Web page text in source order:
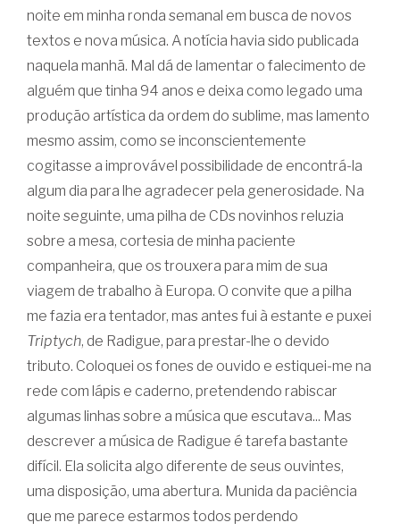
noite em minha ronda semanal em busca de novos
textos e nova música. A notícia havia sido publicada
naquela manhã. Mal dá de lamentar o falecimento de
alguém que tinha 94 anos e deixa como legado uma
produção artística da ordem do sublime, mas lamento
mesmo assim, como se inconscientemente
cogitasse a improvável possibilidade de encontrá-la
algum dia para lhe agradecer pela generosidade. Na
noite seguinte, uma pilha de CDs novinhos reluzia
sobre a mesa, cortesia de minha paciente
companheira, que os trouxera para mim de sua
viagem de trabalho à Europa. O convite que a pilha
me fazia era tentador, mas antes fui à estante e puxei
Triptych, de Radigue, para prestar-lhe o devido
tributo. Coloquei os fones de ouvido e estiquei-me na
rede com lápis e caderno, pretendendo rabiscar
algumas linhas sobre a música que escutava... Mas
descrever a música de Radigue é tarefa bastante
difícil. Ela solicita algo diferente de seus ouvintes,
uma disposição, uma abertura. Munida da paciência
que me parece estarmos todos perdendo